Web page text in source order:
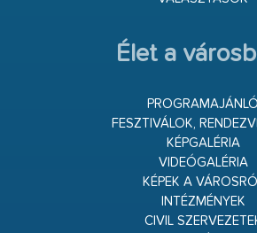
Élet a
PROGRAMAJÁNLÓ
FESZTIVÁLOK,
KÉPGALÉRIA
VIDEÓGALÉRIA
KÉPEK A
INTÉZMÉNYEK
CIVIL